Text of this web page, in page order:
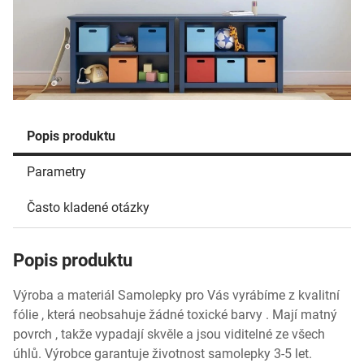
Popis produktu
Parametry
Často kladené otázky
Popis produktu
Výroba a materiál Samolepky pro Vás vyrábíme z kvalitní
fólie , která neobsahuje žádné toxické barvy . Mají matný
povrch , takže vypadají skvěle a jsou viditelné ze všech
úhlů. Výrobce garantuje životnost samolepky 3-5 let.